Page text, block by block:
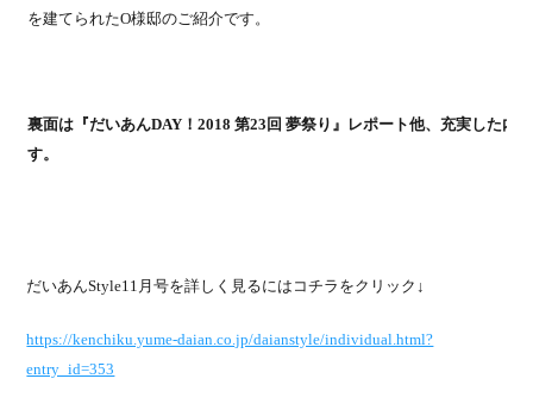
を建てられたO様邸のご紹介です。
裏面は 『だいあんDAY！2018 第23回 夢祭り』レポート他、充実した内
す。
だいあんStyle11月号を詳しく見るにはコチラをクリック↓
https://kenchiku.yume-daian.co.jp/daianstyle/individual.html?
entry_id=353